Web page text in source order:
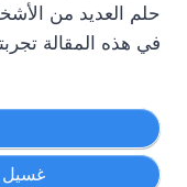
حلم العديد من
في هذه المقالة
غسيل